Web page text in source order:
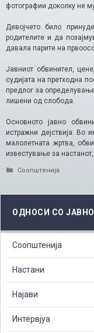
фотографии доколку не
Девојчето било
родителите и да
давала парите на
Јавниот обвинител,
судијата на претходна
предлог за
лишени од слобода.
Основното јавно
истражни дејствија. Во
малолетната жртва,
известување за
Categories
Соопштенија
ОДНОСИ СО
Соопштенија
Настани
Најави
Интервјуа